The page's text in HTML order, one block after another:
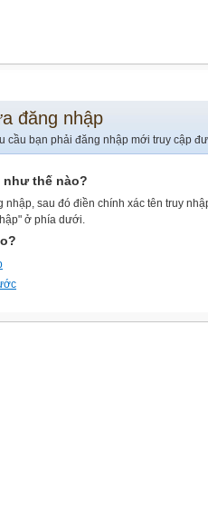
đăng nhập
cầu bạn phải đăng nhập mới truy cập
như thế nào?
nhập, sau đó điền chính xác tên truy
ở phía dưới.